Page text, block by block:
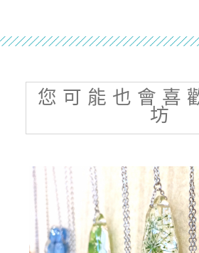
您 可 能 也 會 喜
坊